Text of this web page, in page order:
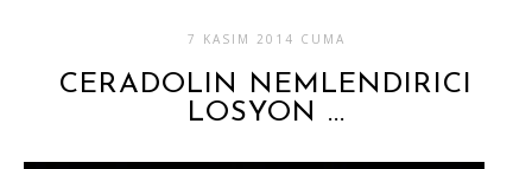
7 KASIM 2014 CUMA
CERADOLIN NEMLENDIRICI
LOSYON ...